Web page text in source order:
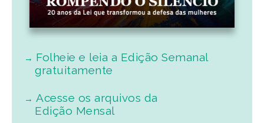
Folheie e leia a Edição Semanal
gratuitamente
Acesse os arquivos da
Edição Mensal